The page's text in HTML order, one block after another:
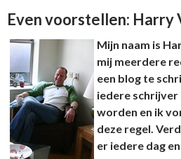
Even voorstellen: Harry
Mijn naam is
mij meerdere
een blog te
iedere schrijver
worden en ik
deze regel.
er iedere dag